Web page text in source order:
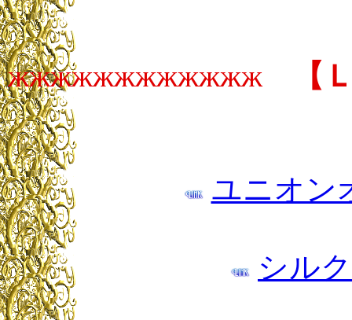
жжжжжжжжжжжж 【
ユニオン
シル